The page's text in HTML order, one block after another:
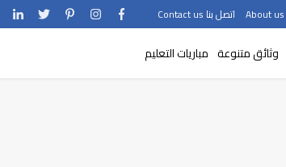
اتصل بنا Contact us
وثائق متنوعة مباريات التعليم